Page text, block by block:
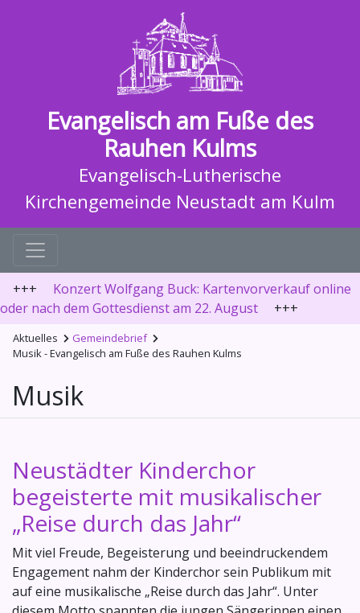
Evangelisch am Fuße des
Rauhen Kulms
Evangelisch-Lutherische
Kirchengemeinde Neustadt am Kulm
+++
Konzert Wolfgang Buck: Kartenvorverkauf online
oder nach dem Gottesdienst am 22. August
+++
Aktuelles
Gemeindebrief
Musik - Evangelisch am Fuße des Rauhen Kulms
Musik
Neustädter Kinderchor
begeisterte mit musikalischer
„Reise durch das Jahr“
Mit viel Freude, Begeisterung und beeindruckendem
Engagement nahm der Kinderchor sein Publikum mit
auf eine musikalische „Reise durch das Jahr“. Unter